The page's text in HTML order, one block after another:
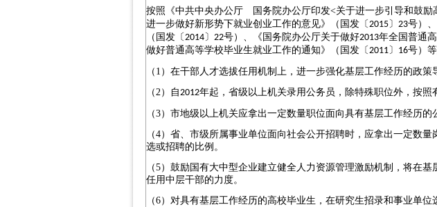
按照《中共中央办公厅 国务院办公厅印发<关于进一步引导和鼓
进一步做好新形势下就业创业工作的意见》（国发〔2015 〕23号）
（国发〔2014 〕22号）、《国务院办公厅关于做好2013年全国普通
做好普通高等学校毕业生就业工作的通知》（国发〔2011 〕 16号）
（ 1 ）在干部人才选拔任用机制上，进一步强化基层工作经历的政策
（2）自2012年起，省级以上机关录用公务员，除特殊职位外，按照
（3）市地级以上机关应拿出一定数量职位面向具有基层工作经历的
（4）省、市级所属事业单位面向社会公开招聘时，应拿出一定数
选或招聘的比例。
（5）鼓励国有大中型企业建立健全人力资源管理激励机制，将在
任用中层干部的力度。
（6）对具有基层工作经历的高校毕业生，在研究生招录和事业单位